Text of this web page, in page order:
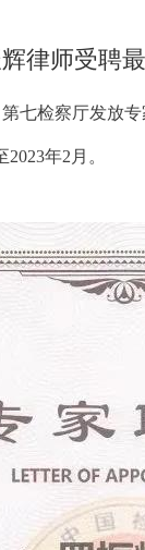
律师受聘
检察厅发放专
年2月。